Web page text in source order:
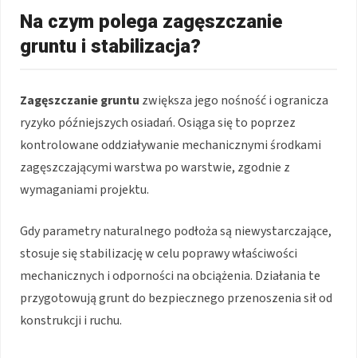
Na czym polega zagęszczanie
gruntu i stabilizacja?
Zagęszczanie gruntu zwiększa jego nośność i ogranicza
ryzyko późniejszych osiadań. Osiąga się to poprzez
kontrolowane oddziaływanie mechanicznymi środkami
zagęszczającymi warstwa po warstwie, zgodnie z
wymaganiami projektu.
Gdy parametry naturalnego podłoża są niewystarczające,
stosuje się stabilizację w celu poprawy właściwości
mechanicznych i odporności na obciążenia. Działania te
przygotowują grunt do bezpiecznego przenoszenia sił od
konstrukcji i ruchu.